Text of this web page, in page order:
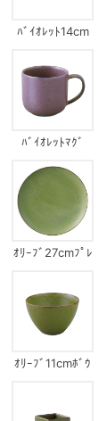
ﾊﾞｲｵﾚｯﾄ14cm
ﾊﾞｲｵﾚｯﾄﾏｸﾞ
ｵﾘｰﾌﾞ27cmﾌﾟﾚ
ｵﾘｰﾌﾞ11cmﾎﾞｳ